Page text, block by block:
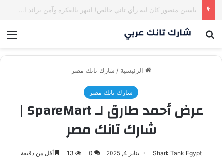
كم مليون سمعت خلال دقيقة واحدة؟ | شارك تانك العراق
بحث عن
الرئيسية / شارك تانك مصر
شارك تانك مصر
عرض أحمد طارق لـ SpareMart |
شارك تانك مصر
Shark Tank Egypt يناير 4, 2025 0
13 أقل من دقيقة